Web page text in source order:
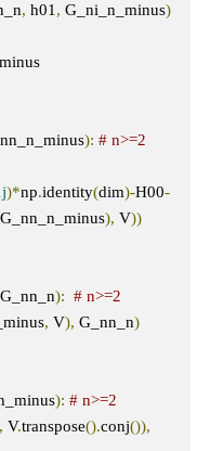
, h01 , G_ni_n_minus)
): # n>=2
)*np.identity(dim)-H00-
G_nn_n_minus), V))
G_nn_n): # n>=2
, V), G_nn_n)
): # n>=2
, V.transpose().conj()),